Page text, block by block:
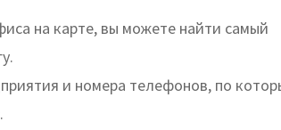
на карте, вы можете найти самый
и номера телефонов, по